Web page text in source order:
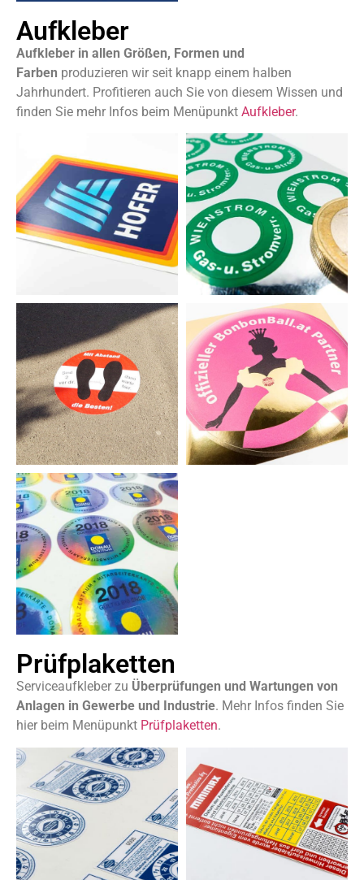
Aufkleber
Aufkleber in allen Größen, Formen und
Farben produzieren wir seit knapp einem halben
Jahrhundert. Profitieren auch Sie von diesem Wissen und
finden Sie mehr Infos beim Menüpunkt Aufkleber.
Prüfplaketten
Serviceaufkleber zu Überprüfungen und Wartungen von
Anlagen in Gewerbe und Industrie. Mehr Infos finden Sie
hier beim Menüpunkt Prüfplaketten.